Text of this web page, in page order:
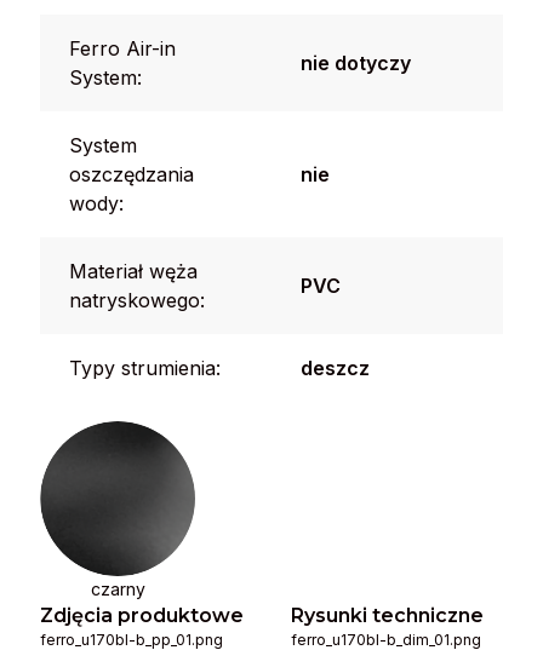
Ferro Air-in
System:
nie dotyczy
System
oszczędzania
wody:
nie
Materiał węża
natryskowego:
PVC
Typy strumienia: deszcz
czarny
Zdjęcia produktowe
ferro_u170bl-b_pp_01.png
Rysunki techniczne
ferro_u170bl-b_dim_01.png